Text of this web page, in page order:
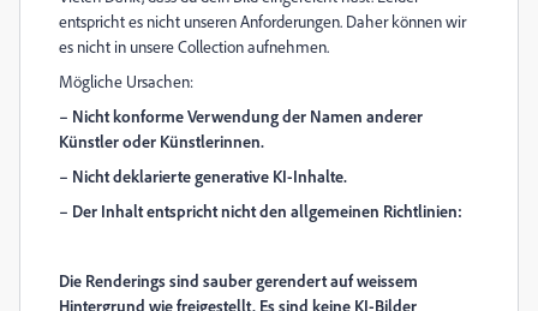
entspricht es nicht unseren Anforderungen. Daher können wir
es nicht in unsere Collection aufnehmen.
Mögliche Ursachen:
– Nicht konforme Verwendung der Namen anderer
Künstler oder Künstlerinnen.
– Nicht deklarierte generative KI-Inhalte.
– Der Inhalt entspricht nicht den allgemeinen Richtlinien:
Die Renderings sind sauber gerendert auf weissem
Hintergrund wie freigestellt. Es sind keine KI-Bilder